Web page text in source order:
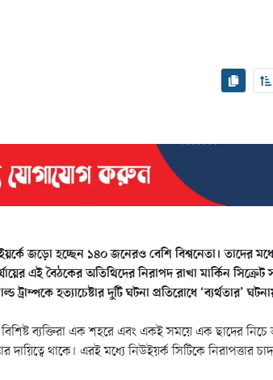
জড়ো হচ্ছেন ১৪০ জনেরও বেশি বিশ্বনেতা। তাদের
এই বৈঠকের অতিথিদের নিরাপদ রাখা মার্কিন সিক্রেট
ট্রাম্পকে হত্যাচেষ্টার দুটি ঘটনা প্রতিরোধে ‘ব্যর্থতার’
বিশিষ্ট ব্যক্তিরা এক শহরে এবং একই সময়ে এক ছাদের
থাকে। এরই মধ্যে নিউইয়র্ক সিটিকে নিরাপত্তার